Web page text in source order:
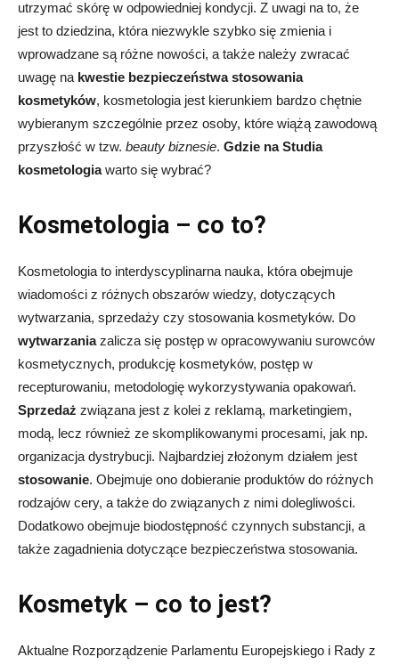
utrzymać skórę w odpowiedniej kondycji. Z uwagi na to, że
jest to dziedzina, która niezwykle szybko się zmienia i
wprowadzane są różne nowości, a także należy zwracać
uwagę na kwestie bezpieczeństwa stosowania
kosmetyków, kosmetologia jest kierunkiem bardzo chętnie
wybieranym szczególnie przez osoby, które wiążą zawodową
przyszłość w tzw. beauty biznesie. Gdzie na Studia
kosmetologiawarto się wybrać?
Kosmetologia – co to?
Kosmetologia to interdyscyplinarna nauka, która obejmuje
wiadomości z różnych obszarów wiedzy, dotyczących
wytwarzania, sprzedaży czy stosowania kosmetyków. Do
wytwarzaniazalicza się postęp w opracowywaniu surowców
kosmetycznych, produkcję kosmetyków, postęp w
recepturowaniu, metodologię wykorzystywania opakowań.
Sprzedaż związana jest z kolei z reklamą, marketingiem,
modą, lecz również ze skomplikowanymi procesami, jak np.
organizacja dystrybucji. Najbardziej złożonym działem jest
stosowanie. Obejmuje ono dobieranie produktów do różnych
rodzajów cery, a także do związanych z nimi dolegliwości.
Dodatkowo obejmuje biodostępność czynnych substancji, a
także zagadnienia dotyczące bezpieczeństwa stosowania.
Kosmetyk – co to jest?
Aktualne Rozporządzenie Parlamentu Europejskiego i Rady z